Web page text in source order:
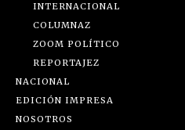
INTERNACIONAL
COLUMNAZ
ZOOM POLÍTICO
REPORTAJEZ
NACIONAL
EDICIÓN IMPRESA
NOSOTROS